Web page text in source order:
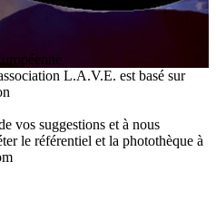
uropéenne
L.A.V.E. est basé sur
vos suggestions et à nous
le référentiel et la photothèque à